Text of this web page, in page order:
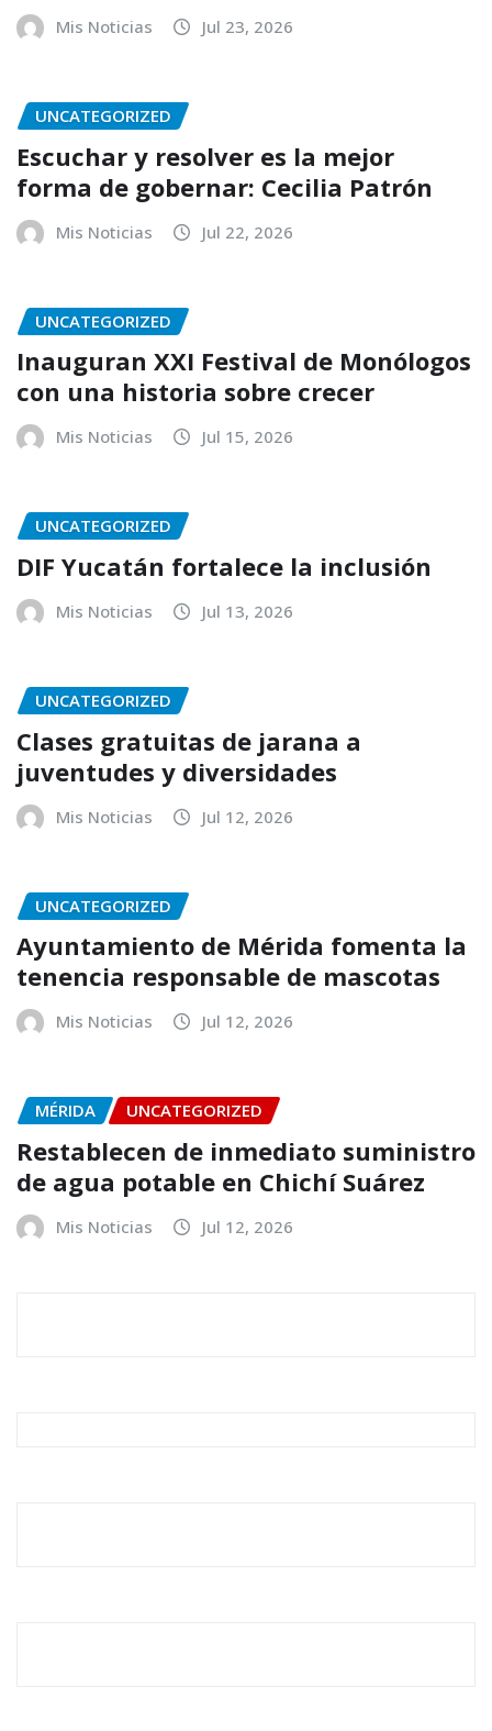
Mis Noticias Jul 23, 2026
UNCATEGORIZED
Escuchar y resolver es la mejor
forma de gobernar: Cecilia Patrón
Mis Noticias Jul 22, 2026
UNCATEGORIZED
Inauguran XXI Festival de Monólogos
con una historia sobre crecer
Mis Noticias Jul 15, 2026
UNCATEGORIZED
DIF Yucatán fortalece la inclusión
Mis Noticias Jul 13, 2026
UNCATEGORIZED
Clases gratuitas de jarana a
juventudes y diversidades
Mis Noticias Jul 12, 2026
UNCATEGORIZED
Ayuntamiento de Mérida fomenta la
tenencia responsable de mascotas
Mis Noticias Jul 12, 2026
MÉRIDA UNCATEGORIZED
Restablecen de inmediato suministro
de agua potable en Chichí Suárez
Mis Noticias Jul 12, 2026